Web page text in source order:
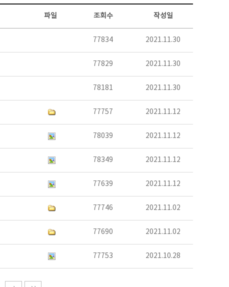
파일 조회수 작성일
77834 2021.11.30
77829 2021.11.30
78181 2021.11.30
77757 2021.11.12
78039 2021.11.12
78349 2021.11.12
77639 2021.11.12
77746 2021.11.02
77690 2021.11.02
77753 2021.10.28